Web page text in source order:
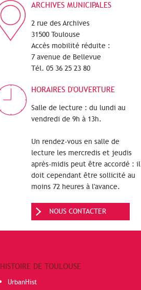
ARCHIVES MUNICIPALES
2 rue des Archives
31500 Toulouse
Accès mobilité réduite :
7 avenue de Bellevue
Tél. 05 36 25 23 80
HORAIRES D'OUVERTURE
Salle de lecture : du lundi au
vendredi de 9h à 13h.
Un rendez-vous en salle de
lecture les mercredis et jeudis
après-midis peut être accordé : il
doit cependant être sollicité au
moins 72 heures à l'avance.
NOUS CONTACTER
HISTOIRE DE TOULOUSE
UrbanHist